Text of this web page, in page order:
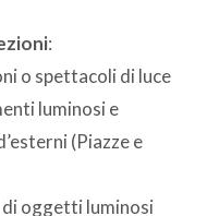
:
o spettacoli di luce
luminosi e
(Piazze e
oggetti luminosi